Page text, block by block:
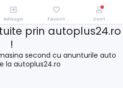
prin autoplus24.ro
!
second cu anunturile auto
la autoplus24.ro
Adauga Favorit Cont